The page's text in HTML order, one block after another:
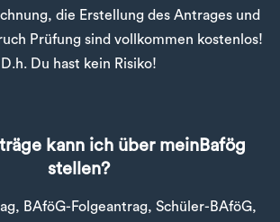
die Erstellung des Antrages und
Prüfung sind vollkommen kostenlos!
D.h. Du hast kein Risiko!
kann ich über meinBafög
stellen?
BAföG-Folgeantrag, Schüler-BAföG,